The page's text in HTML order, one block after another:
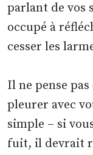
parlant de vos
occupé à
cesser les
Il ne pense
pleurer avec
simple – si
fuit, il devrait